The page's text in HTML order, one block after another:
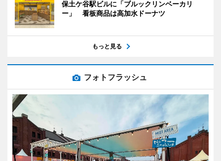
保土ケ谷駅ビルに「ブルックリンベーカリ
ー」 看板商品は高加水ドーナツ
もっと見る
フォトフラッシュ